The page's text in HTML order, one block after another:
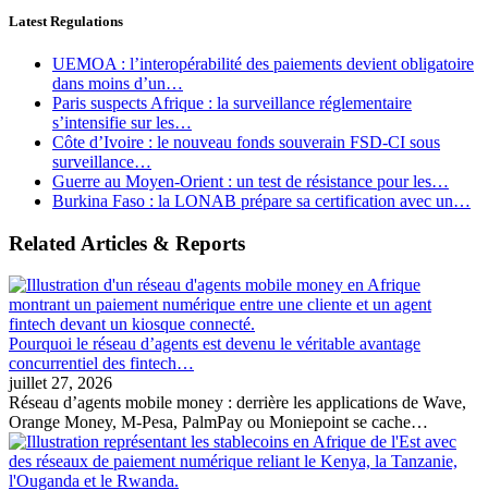
Latest Regulations
UEMOA : l’interopérabilité des paiements devient obligatoire
dans moins d’un…
Paris suspects Afrique : la surveillance réglementaire
s’intensifie sur les…
Côte d’Ivoire : le nouveau fonds souverain FSD-CI sous
surveillance…
Guerre au Moyen-Orient : un test de résistance pour les…
Burkina Faso : la LONAB prépare sa certification avec un…
Related Articles & Reports
Pourquoi le réseau d’agents est devenu le véritable avantage
concurrentiel des fintech…
juillet 27, 2026
Réseau d’agents mobile money : derrière les applications de Wave,
Orange Money, M-Pesa, PalmPay ou Moniepoint se cache…